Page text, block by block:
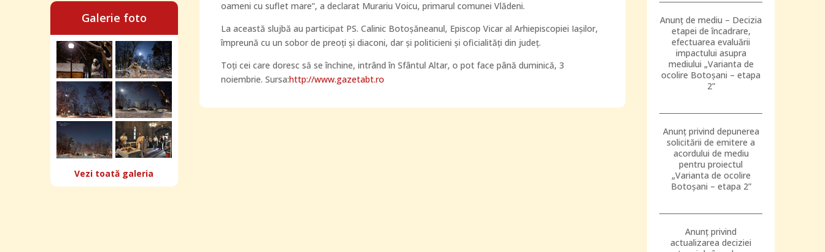
Galerie foto
Vezi toată galeria
oameni cu suflet mare”, a declarat Murariu Voicu, primarul comunei Vlădeni.
La această slujbă au participat PS. Calinic Botoșăneanul, Episcop Vicar al Arhiepiscopiei Iașilor,
împreună cu un sobor de preoți și diaconi, dar și politicieni și oficialități din județ.
Toți cei care doresc să se închine, intrând în Sfântul Altar, o pot face până duminică, 3
noiembrie. Sursa:http://www.gazetabt.ro
Anunț de mediu – Decizia
etapei de încadrare,
efectuarea evaluării
impactului asupra
mediului „Varianta de
ocolire Botoșani – etapa
2”
Anunț privind depunerea
solicitării de emitere a
acordului de mediu
pentru proiectul
„Varianta de ocolire
Botoșani – etapa 2”
Anunț privind
actualizarea deciziei